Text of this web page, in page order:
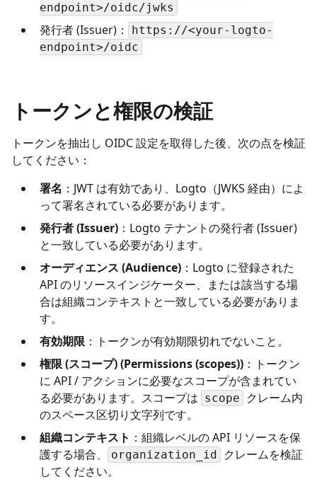
endpoint>/oidc/jwks
発行者 (Issuer)：
https://<your-logto-
endpoint>/oidc
トークンと権限の検証
トークンを抽出し OIDC 設定を取得した後、次の点を検証
してください：
署名 ：JWT は有効であり、Logto（JWKS 経由）によ
って署名されている必要があります。
発行者 (Issuer) ：Logto テナントの発行者 (Issuer)
と一致している必要があります。
オーディエンス (Audience) ：Logto に登録された
API のリソースインジケーター、または該当する場
合は組織コンテキストと一致している必要がありま
す。
有効期限 ：トークンが有効期限切れでないこと。
権限 (スコープ) (Permissions (scopes)) ：トークン
に API / アクションに必要なスコープが含まれてい
る必要があります。スコープは scope
クレーム内
のスペース区切り文字列です。
組織コンテキスト ：組織レベルの API リソースを保
護する場合、
organization_id
クレームを検証
してください。